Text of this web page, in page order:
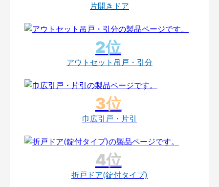
片開きドア
アウトセット吊戸・引分
巾広引戸・片引
折戸ドア(錠付タイプ)